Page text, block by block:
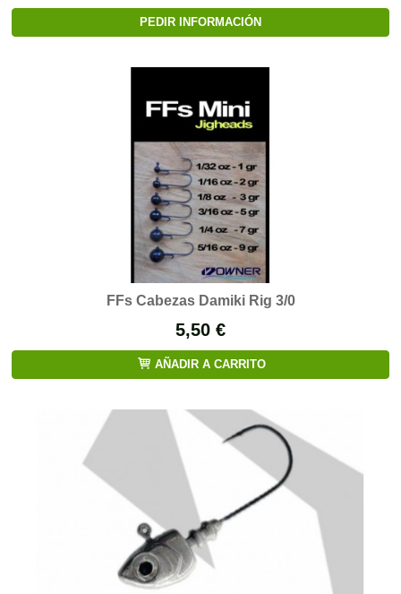
PEDIR INFORMACIÓN
FFs Cabezas Damiki Rig 3/0
5,50 €
AÑADIR A CARRITO